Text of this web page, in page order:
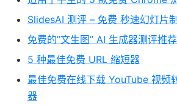
SlidesAI 测评 – 免费 秒速幻灯片
免费的”文生图” AI 生成器测评推荐
5 种最佳免费 URL 缩短器
最佳免费在线下载 YouTube 视频
器